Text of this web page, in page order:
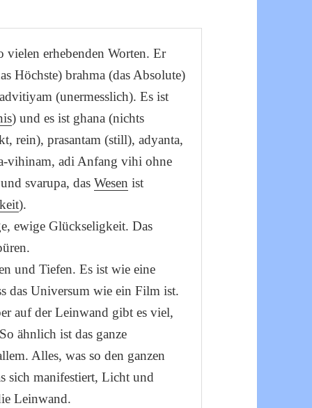
vielen erhebenden Worten. Er
Höchste) brahma (das Absolute)
(unermesslich). Es ist
) und es ist ghana (nichts
rein), prasantam (still), adyanta,
vihinam, adi Anfang vihi ohne
svarupa, dasWesen ist
).
ewige Glückseligkeit. Das
und Tiefen. Es ist wie eine
das Universum wie ein Film ist.
auf der Leinwand gibt es viel,
ähnlich ist das ganze
Alles, was so den ganzen
sich manifestiert, Licht und
Leinwand.